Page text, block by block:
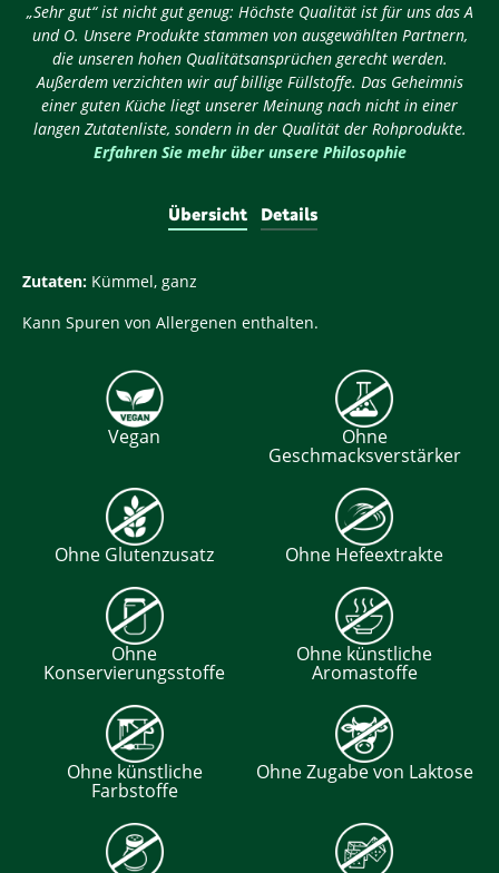
„Sehr gut“ ist nicht gut genug: Höchste Qualität ist für uns das A
und O. Unsere Produkte stammen von ausgewählten Partnern,
die unseren hohen Qualitätsansprüchen gerecht werden.
Außerdem verzichten wir auf billige Füllstoffe. Das Geheimnis
einer guten Küche liegt unserer Meinung nach nicht in einer
langen Zutatenliste, sondern in der Qualität der Rohprodukte.
Erfahren Sie mehr über unsere Philosophie
Übersicht Details
Zutaten: Kümmel, ganz
Kann Spuren von Allergenen enthalten.
Vegan Ohne
Geschmacksverstärker
Ohne Glutenzusatz Ohne Hefeextrakte
Ohne
Konservierungsstoffe
Ohne künstliche
Aromastoffe
Ohne künstliche
Farbstoffe
Ohne Zugabe von Laktose